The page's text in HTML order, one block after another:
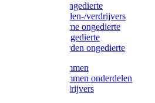
Diversen ongedierte
Insectenvallen-/verdrijvers
Protect Home ongedierte
Solabiol ongedierte
Protect Garden ongedierte
Mollenklemmen
Mollenklemmen onderdelen
Mollenverdrijvers